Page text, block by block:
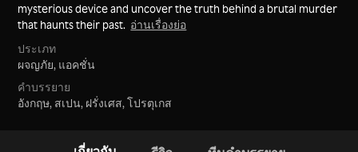
mysterious device and uncover the truth behind a brutal murder
that haunts their past. อ่านเรื่องย่อ
ประเภท
ผจญภัย, แอคชั่น
คำบรรยาย
อังกฤษ, สเปน, ฝรั่งเศส, โปรตุเกส